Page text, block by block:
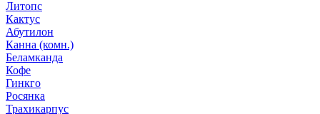
Литопс
Кактус
Абутилон
Канна (комн.)
Беламканда
Кофе
Гинкго
Росянка
Трахикарпус